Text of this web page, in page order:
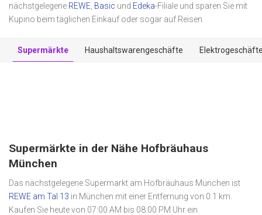
nächstgelegene REWE Basic und Edeka-Filiale und sparen Sie mit
Kupino beim täglichen Einkauf oder sogar auf Reisen.
Supermärkte Haushaltswarengeschäfte
Supermärkte in der Nähe Hofbräuhaus
München
Das nächstgelegene Supermarkt am Hofbräuhaus München ist
REWE am Tal 13 in München mit einer Entfernung von 0.1 km.
Kaufen Sie heute von 07:00 AM bis 08:00 PM Uhr ein.